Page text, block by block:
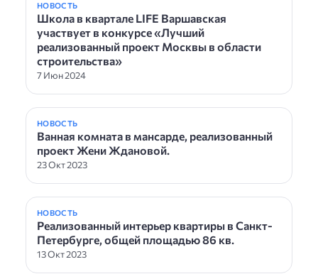
НОВОСТЬ
Школа в квартале LIFE Варшавская
участвует в конкурсе «Лучший
реализованный проект Москвы в области
строительства»
7 Июн 2024
НОВОСТЬ
Ванная комната в мансарде, реализованный
проект Жени Ждановой.
23 Окт 2023
НОВОСТЬ
Реализованный интерьер квартиры в Санкт-
Петербурге, общей площадью 86 кв.
13 Окт 2023